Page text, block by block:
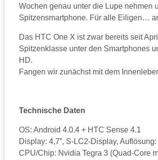
Wochen genau unter die Lupe nehmen
Spitzensmartphone. Für alle Eiligen…
Das HTC One X ist zwar bereits seit
Spitzenklasse unter den Smartphones
HD.
Fangen wir zunächst mit dem
Technische Daten
OS: Android 4.0.4 + HTC Sense 4.1
Display: 4,7”, S-LC2-Display,
CPU/Chip: Nvidia Tegra 3 (Quad-Core